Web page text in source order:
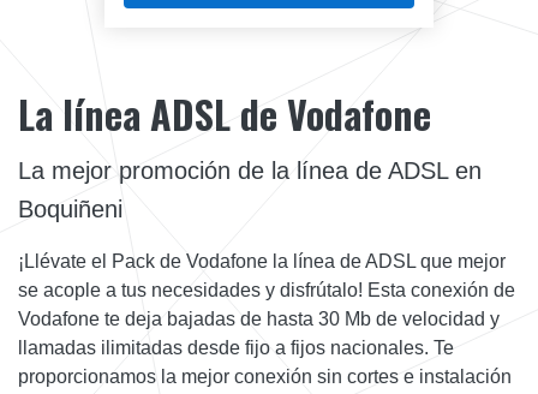
La línea ADSL de Vodafone
La mejor promoción de la línea de ADSL en
Boquiñeni
¡Llévate el Pack de Vodafone la línea de ADSL que mejor
se acople a tus necesidades y disfrútalo! Esta conexión de
Vodafone te deja bajadas de hasta 30 Mb de velocidad y
llamadas ilimitadas desde fijo a fijos nacionales. Te
proporcionamos la mejor conexión sin cortes e instalación